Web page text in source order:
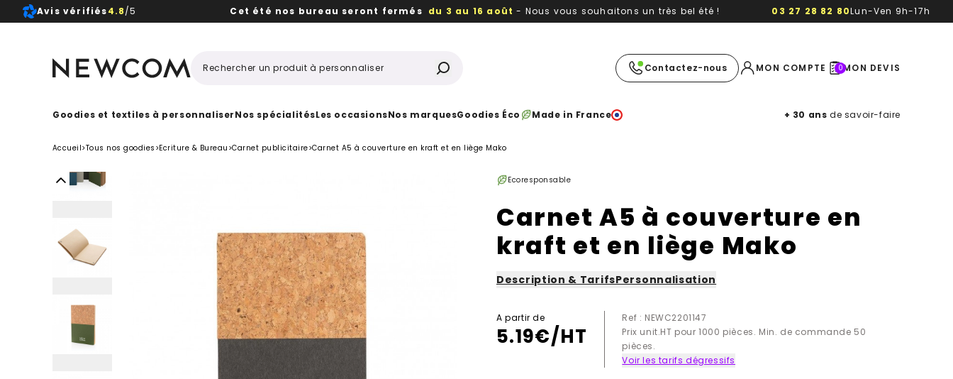
Avis vérifiés4.8/5 Cet été nos bureau seront fermés du 3 au 16 août - Nous vous souhaitons un très bel été !
03 27 28 82 80Lun-Ven 9h-17h
Contactez-nous MON COMPTE 0MON DEVIS
Goodies et textiles à personnaliserNos spécialitésLes occasionsNos marquesGoodies Éco Made in France + 30 ans de savoir-faire
Accueil>Tous nos goodies >Ecriture & Bureau >Carnet publicitaire>Carnet A5 à couverture en kraft et en liège Mako
Ecoresponsable
Carnet A5 à couverture en
kraft et en liège Mako
Description & TarifsPersonnalisation
A partir de
5.19€/HT
Ref : NEWC2201147
Prix unit.HT pour 1000 pièces. Min. de commande 50
pièces.
Voir les tarifs dégressifs